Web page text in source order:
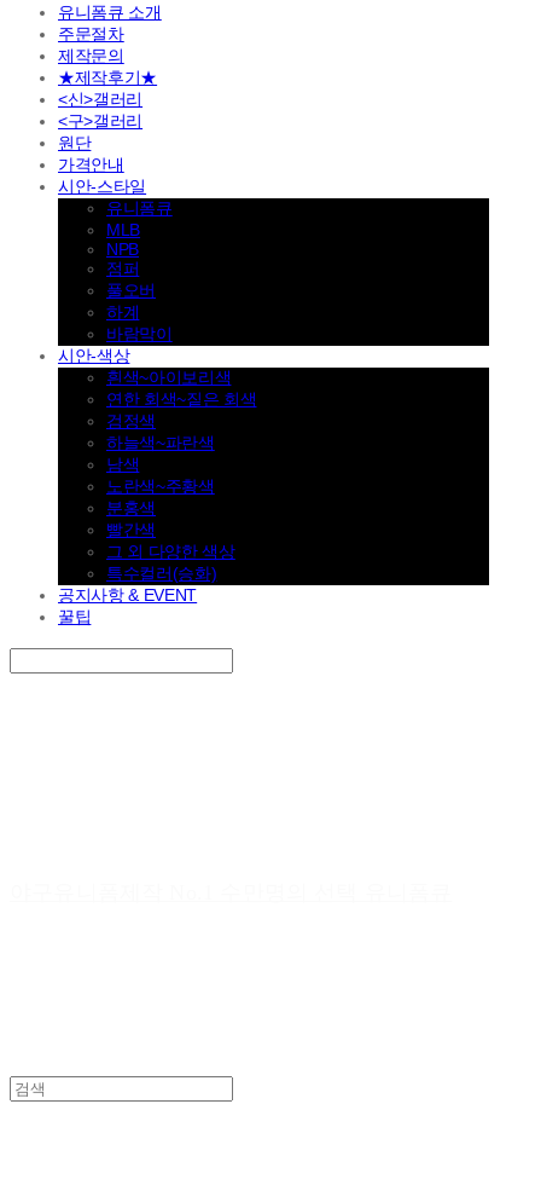
유니폼큐 소개
주문절차
제작문의
★제작후기★
<신>갤러리
<구>갤러리
원단
가격안내
시안-스타일
유니폼큐
MLB
NPB
점퍼
풀오버
하계
바람막이
시안-색상
흰색~아이보리색
연한 회색~짙은 회색
검정색
하늘색~파란색
남색
노란색~주황색
분홍색
빨간색
그 외 다양한 색상
특수컬러(승화)
공지사항 & EVENT
꿀팁